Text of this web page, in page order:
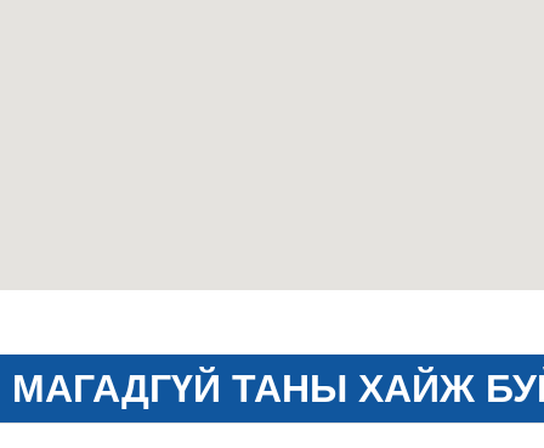
МАГАДГҮЙ ТАНЫ ХАЙЖ